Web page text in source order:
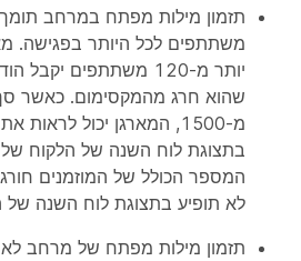
משתתפים לכל היותר בפגישה.
יותר מ-120 משתתפים
שהוא חרג מהמקסימום. כאשר
מ-1500, המארגן יכול
בתצוגת לוח השנה של הלקוח של
לא תופיע בתצוגת לוח השנה של
תזמון מילות מפתח של מרחב